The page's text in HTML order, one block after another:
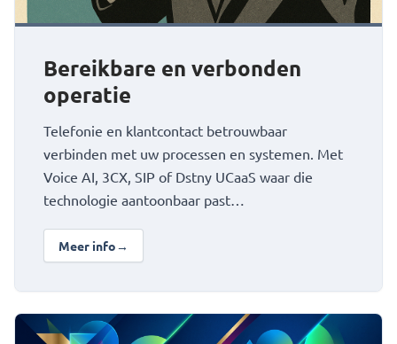
Bereikbare en verbonden
operatie
Telefonie en klantcontact betrouwbaar
verbinden met uw processen en systemen. Met
Voice AI, 3CX, SIP of Dstny UCaaS waar die
technologie aantoonbaar past…
Meer info
over Bereikbare en verbonden operatie
→
Bekijk Zelf processen leren verbeteren